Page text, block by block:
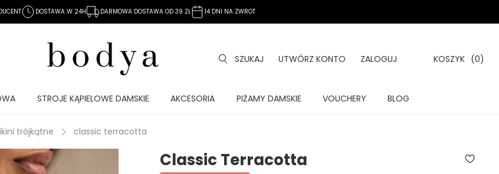
DOSTAWA W 24H DARMOWA DOSTAWA OD 39 ZŁ 14 DNI NA ZWROT
SZUKAJ UTWÓRZ KONTO ZALOGUJ KOSZYK (0)
STROJE KĄPIELOWE DAMSKIE AKCESORIA PIŻAMY DAMSKIE VOUCHERY BLOG
trójkątne classic terracotta
Classic Terracotta